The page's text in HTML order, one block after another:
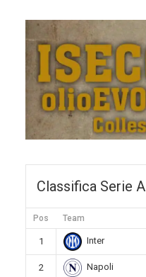
Classifica Serie A
Pos Team
1 Inter
2 Napoli